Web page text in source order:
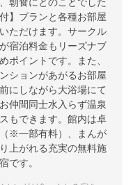
朝食にとのことでした
】プランと各種お部屋
ただけます。サークル
宿泊料金もリーズナブ
ポイントです。また、
ションがあがるお部屋
にしながら大浴場にて
仲間同士水入らず温泉
もできます。館内は卓
※一部有料）、まんが
上がれる充実の無料施
です。